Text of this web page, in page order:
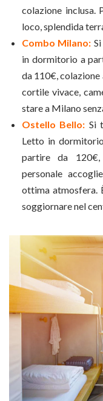
colazione inclusa.
loco, splendida
Combo Milano:
in dormitorio a
da 110€, colazione
cortile vivace,
stare a Milano
Ostello Bello: Si
Letto in
partire da
personale
ottima atmosfera.
soggiornare nel